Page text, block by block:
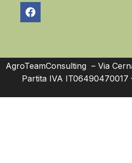
AgroTeamConsulting – Via
Partita IVA